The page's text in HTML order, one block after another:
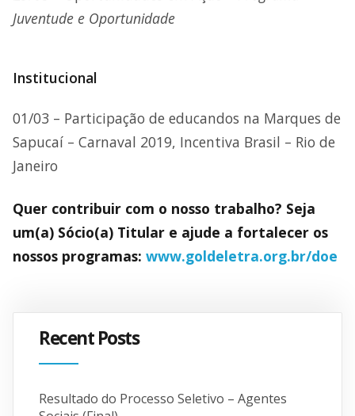
Juventude e Oportunidade
Institucional
01/03 – Participação de educandos na Marques de
Sapucaí – Carnaval 2019, Incentiva Brasil – Rio de
Janeiro
Quer contribuir com o nosso trabalho? Seja
um(a) Sócio(a) Titular e ajude a fortalecer os
nossos programas: www.goldeletra.org.br/doe
Recent Posts
Resultado do Processo Seletivo – Agentes